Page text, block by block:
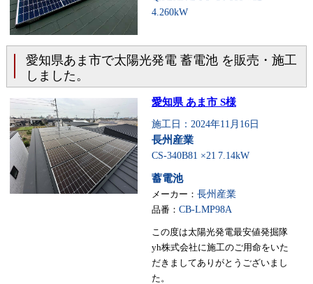
4.260kW
愛知県あま市で太陽光発電 蓄電池 を販売・施工
しました。
愛知県 あま市 S様
施工日：2024年11月16日
長州産業
CS-340B81 ×21 7.14kW
蓄電池
メーカー： 長州産業
品番： CB-LMP98A
この度は太陽光発電最安値発掘隊
yh株式会社に施工のご用命をいた
だきましてありがとうございまし
た。